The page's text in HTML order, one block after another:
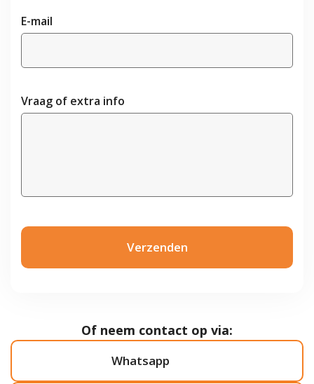
E-mail
Vraag of extra info
Of neem contact op via:
Whatsapp